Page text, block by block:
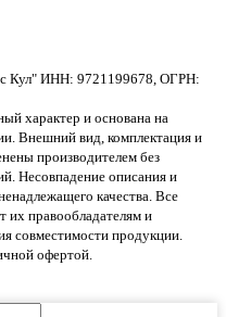
Кул" ИНН: 9721199678, ОГРН:
характер и основана на
Внешний вид, комплектация и
производителем без
Несовпадение описания и
качества. Все
их правообладателям и
совместимости продукции.
офертой.